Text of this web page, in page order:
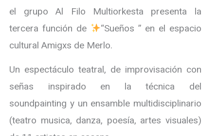
el grupo Al Filo Multiorkesta presenta la
tercera función de
“Sueños ” en el espacio
cultural Amigxs de Merlo.
Un espectáculo teatral, de improvisación con
señas inspirado en la técnica del
soundpainting y un ensamble multidisciplinario
(teatro musica, danza, poesía, artes visuales)